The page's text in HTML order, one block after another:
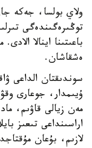
ولاي بولسا، جەكە
توڭىرەگىندەگى
باعىتىنا اينالا
ەشقاشان.
سوندىقتان الداعى
ۇيىمدار، جوعارى
مەن زيالى قاۋىم،
اراسىنداعى تىعىز
لازىم، بۇعان